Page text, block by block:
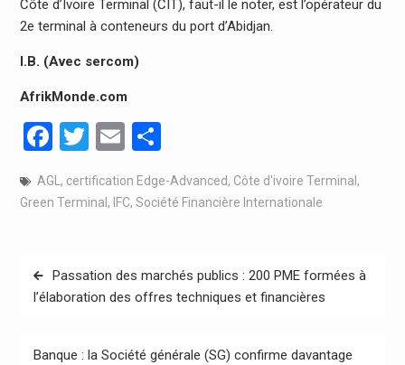
Côte d’Ivoire Terminal (CIT), faut-il le noter, est l’opérateur du
2e terminal à conteneurs du port d’Abidjan.
I.B. (Avec sercom)
AfrikMonde.com
Facebook
Twitter
EmailPartager
AGL , certification Edge-Advanced, Côte d'ivoire Terminal ,
Green Terminal , IFC, Société Financière Internationale
Navigation
de
Passation des marchés publics : 200 PME formées à
l’élaboration des offres techniques et financières
Banque : la Société générale (SG) confirme davantage